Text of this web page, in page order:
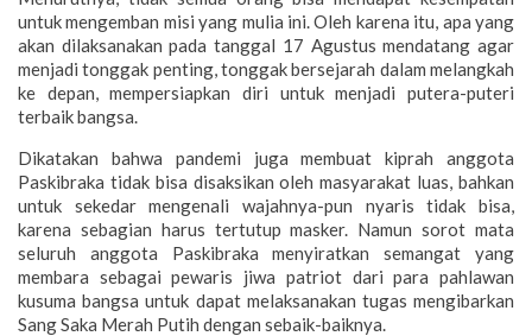
untuk mengemban misi yang mulia ini. Oleh karena itu, apa yang
akan dilaksanakan pada tanggal 17 Agustus mendatang agar
menjadi tonggak penting, tonggak bersejarah dalam melangkah
ke depan, mempersiapkan diri untuk menjadi putera-puteri
terbaik bangsa.
Dikatakan bahwa pandemi juga membuat kiprah anggota
Paskibraka tidak bisa disaksikan oleh masyarakat luas, bahkan
untuk sekedar mengenali wajahnya-pun nyaris tidak bisa,
karena sebagian harus tertutup masker. Namun sorot mata
seluruh anggota Paskibraka menyiratkan semangat yang
membara sebagai pewaris jiwa patriot dari para pahlawan
kusuma bangsa untuk dapat melaksanakan tugas mengibarkan
Sang Saka Merah Putih dengan sebaik-baiknya.